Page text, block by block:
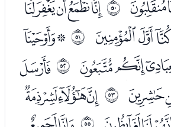
ﰱﯗﯘﯙﯚﯛ
ﰲﯣﯤ
ﰳﯭ
ﰴ ﯳﯴﯵ